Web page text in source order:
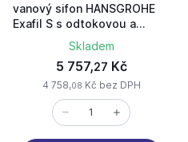
vanový sifon HANSGROHE
Exafil S s odtokovou a
přepadovou soupravou
Skladem
5 757,27 Kč
4 758,08 Kč bez DPH